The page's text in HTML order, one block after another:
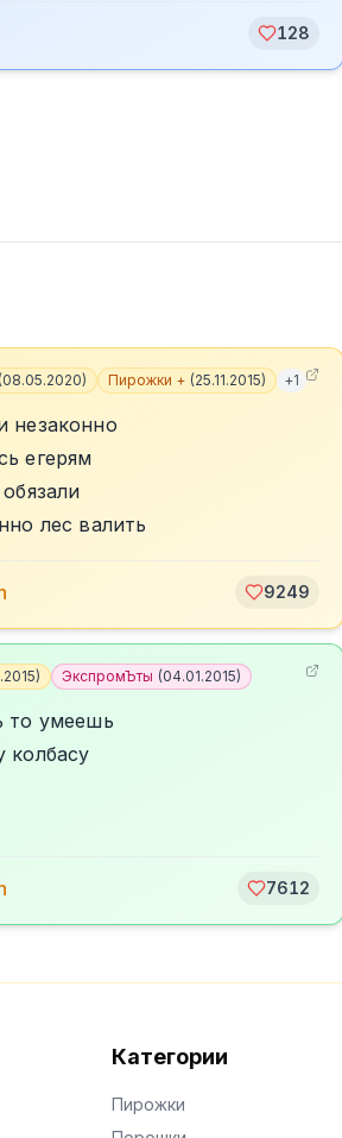
128
(08.05.2020) Пирожки + (25.11.2015) +1
незаконно
егерям
лес валить
9249
) ЭкспромЪты (04.01.2015)
то умеешь
колбасу
7612
Категории
Пирожки